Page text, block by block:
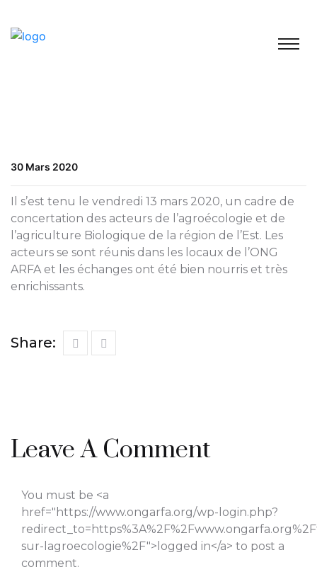
30 Mars 2020
Il s’est tenu le vendredi 13 mars 2020, un cadre de
concertation des acteurs de l’agroécologie et de
l’agriculture Biologique de la région de l’Est. Les
acteurs se sont réunis dans les locaux de l’ONG
ARFA et les échanges ont été bien nourris et très
enrichissants.
Share:
Leave A Comment
You must be <a
href="https://www.ongarfa.org/wp-login.php?
sur-lagroecologie%2F">logged in</a> to post a
comment.